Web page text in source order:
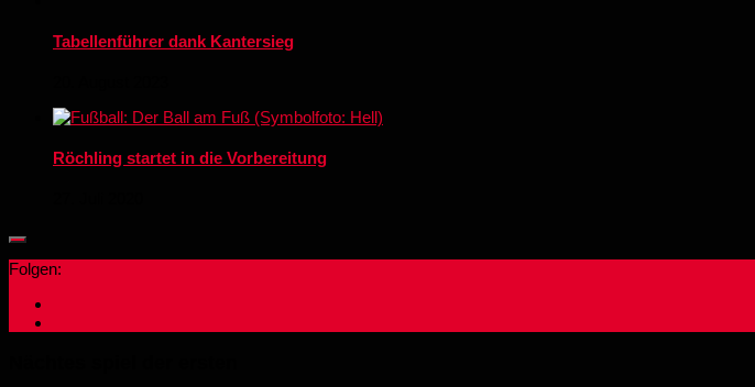
Tabellenführer dank Kantersieg
Röchling startet in die Vorbereitung
Folgen: